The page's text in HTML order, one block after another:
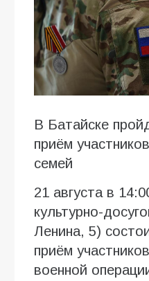
В Батайске
приём
семей
21 августа в
культурно-
Ленина, 5)
приём
военной